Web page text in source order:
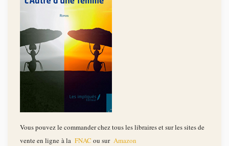
Vous pouvez le commander chez tous les libraires et sur les sites de
vente en ligne à la FNAC ou sur Amazon